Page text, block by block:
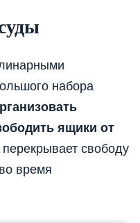
набора
ящики от
свободу
время